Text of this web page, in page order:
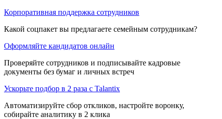
Корпоративная поддержка сотрудников
Какой соцпакет вы предлагаете семейным сотрудникам?
Оформляйте кандидатов онлайн
Проверяйте сотрудников и подписывайте кадровые
документы без бумаг и личных встреч
Ускорьте подбор в 2 раза с Talantix
Автоматизируйте сбор откликов, настройте воронку,
собирайте аналитику в 2 клика